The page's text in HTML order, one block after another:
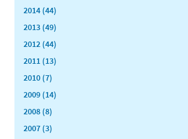
2014 (44)
2013 (49)
2012 (44)
2011 (13)
2010 (7)
2009 (14)
2008 (8)
2007 (3)